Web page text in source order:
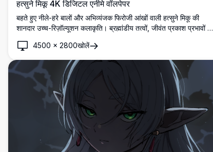
हत्सुने मिकू 4K डिजिटल एनीमे वॉलपेपर
बहते हुए नीले-हरे बालों और अभिव्यंजक फिरोजी आंखों वाली हत्सुने मिकू की
शानदार उच्च-रिज़ॉल्यूशन कलाकृति। ब्रह्मांडीय तत्वों, जीवंत प्रकाश प्रभावों और
4500 × 2800खोलें